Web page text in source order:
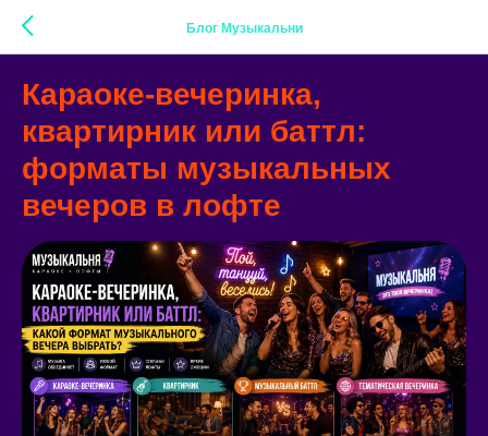
Блог Музыкальни
Караоке-вечеринка,
квартирник или баттл:
форматы музыкальных
вечеров в лофте